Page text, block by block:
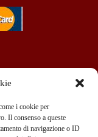
i cookie per
Il consenso a queste
di navigazione o ID